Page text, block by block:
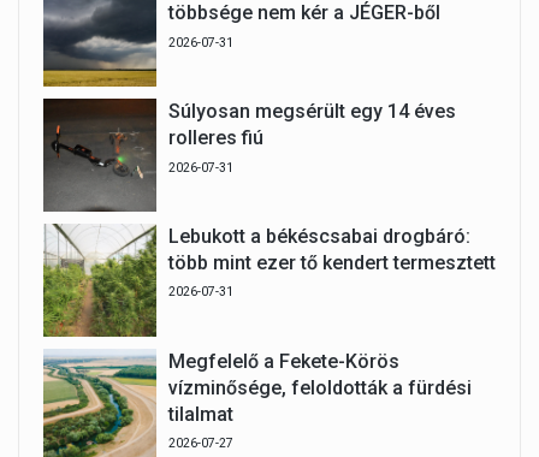
többsége nem kér a JÉGER-ből
2026-07-31
Súlyosan megsérült egy 14 éves
rolleres fiú
2026-07-31
Lebukott a békéscsabai drogbáró:
több mint ezer tő kendert termesztett
2026-07-31
Megfelelő a Fekete-Körös
vízminősége, feloldották a fürdési
tilalmat
2026-07-27